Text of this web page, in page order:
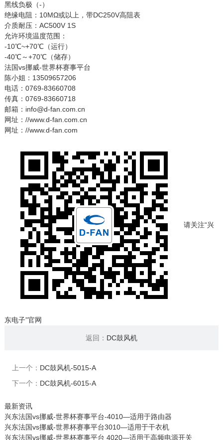
黑线负极（-）
绝缘电阻：10MΩ或以上，带DC250V高阻表
介质耐压：AC500V 1S
允许环境温度范围：
-10℃~+70℃（运行）
-40℃～+70℃（储存）
法国vs挪威-世界杯赛事平台
陈小姐：13509657206
电话：0769-83660708
传真：0769-83660718
邮箱：info@d-fan.com.cn
网址：//www.d-fan.com.cn
网址：//www.d-fan.com
请关注“兴
东电子”官网
返回： DC鼓风机
上一个： DC鼓风机-5015-A
下一个： DC鼓风机-6015-A
最新资讯
兴东法国vs挪威-世界杯赛事平台-4010—适用于路由器
兴东法国vs挪威-世界杯赛事平台3010—适用于干衣机
兴东法国vs挪威-世界杯赛事平台 4020—适用于高频电源开关